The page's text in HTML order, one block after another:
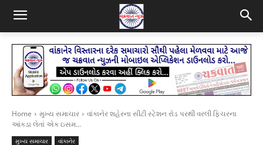
Home મુખ્ય સમાચાર
વાંકાનેર શહેરના સીટી સ્ટેશન રોડ પરથી વરલી ફિચરના
આંકડા લેતાં એક ઇસમ...
મુખ્ય સમાચાર વાંકાનેર